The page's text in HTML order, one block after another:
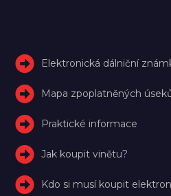
Elektronická dálniční
Mapa zpoplatněných
Praktické informace
Jak koupit vinětu?
Kdo si musí koupit